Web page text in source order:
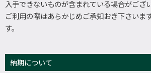
第３編 資 料
第２ 基本法令の改正経緯
入手できないものが含まれている場合がござい
ご利用の際はあらかじめご承知おき下さいま
す。
納期について